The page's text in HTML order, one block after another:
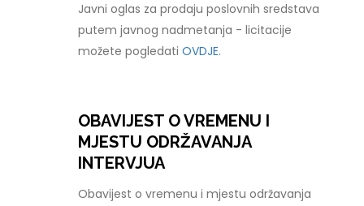
Javni oglas za prodaju poslovnih sredstava
putem javnog nadmetanja - licitacije
možete pogledatiOVDJE.
OBAVIJEST O VREMENU I
MJESTU ODRŽAVANJA
INTERVJUA
Obavijest o vremenu i mjestu održavanja